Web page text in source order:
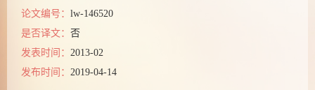
论文编号： lw-146520
是否译文： 否
发表时间： 2013-02
发布时间： 2019-04-14